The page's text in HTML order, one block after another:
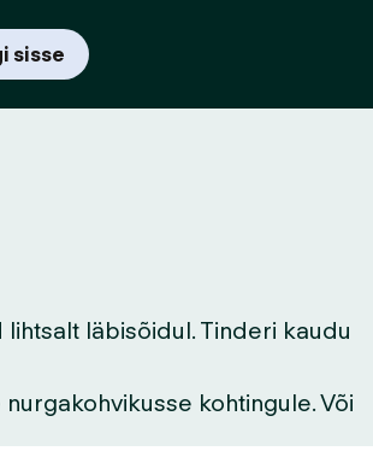
sisse
läbisõidul. Tinderi kaudu
kohtingule. Või